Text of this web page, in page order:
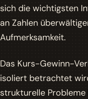
sich die wichtigsten
an Zahlen
Aufmerksamkeit.
Das Kurs-Gewinn-
isoliert betrachtet
strukturelle